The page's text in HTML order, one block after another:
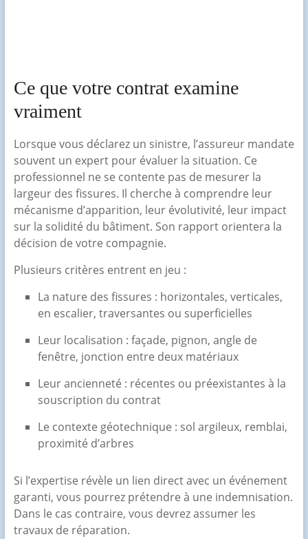
Ce que votre contrat examine
vraiment
Lorsque vous déclarez un sinistre, l’assureur mandate
souvent un expert pour évaluer la situation. Ce
professionnel ne se contente pas de mesurer la
largeur des fissures. Il cherche à comprendre leur
mécanisme d’apparition, leur évolutivité, leur impact
sur la solidité du bâtiment. Son rapport orientera la
décision de votre compagnie.
Plusieurs critères entrent en jeu :
La nature des fissures : horizontales, verticales,
en escalier, traversantes ou superficielles
Leur localisation : façade, pignon, angle de
fenêtre, jonction entre deux matériaux
Leur ancienneté : récentes ou préexistantes à la
souscription du contrat
Le contexte géotechnique : sol argileux, remblai,
proximité d’arbres
Si l’expertise révèle un lien direct avec un événement
garanti, vous pourrez prétendre à une indemnisation.
Dans le cas contraire, vous devrez assumer les
travaux de réparation.